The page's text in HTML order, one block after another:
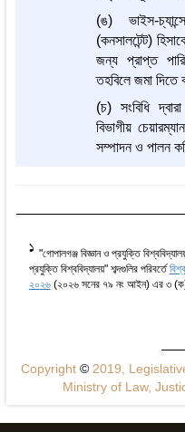
(ঙ) ভাইস-
(কনসালটেন্ট)
জন্য প্রাপ্ত
তহবিলে জমা দিতে
(চ) সংবিধি
বিভাগীয়
সম্পাদন ও পালন
1 "গোপালগঞ্জ বিজ্ঞান ও প্রযুক্তি
প্রযুক্তি বিশ্ববিদ্যালয়" শব্দগুলির পরিবর্তে
২০২৬(২০২৬ সনের ৭৯ নং আইন) এর ৩ (ক)
Copyright ©2019,
Ministry of Law,